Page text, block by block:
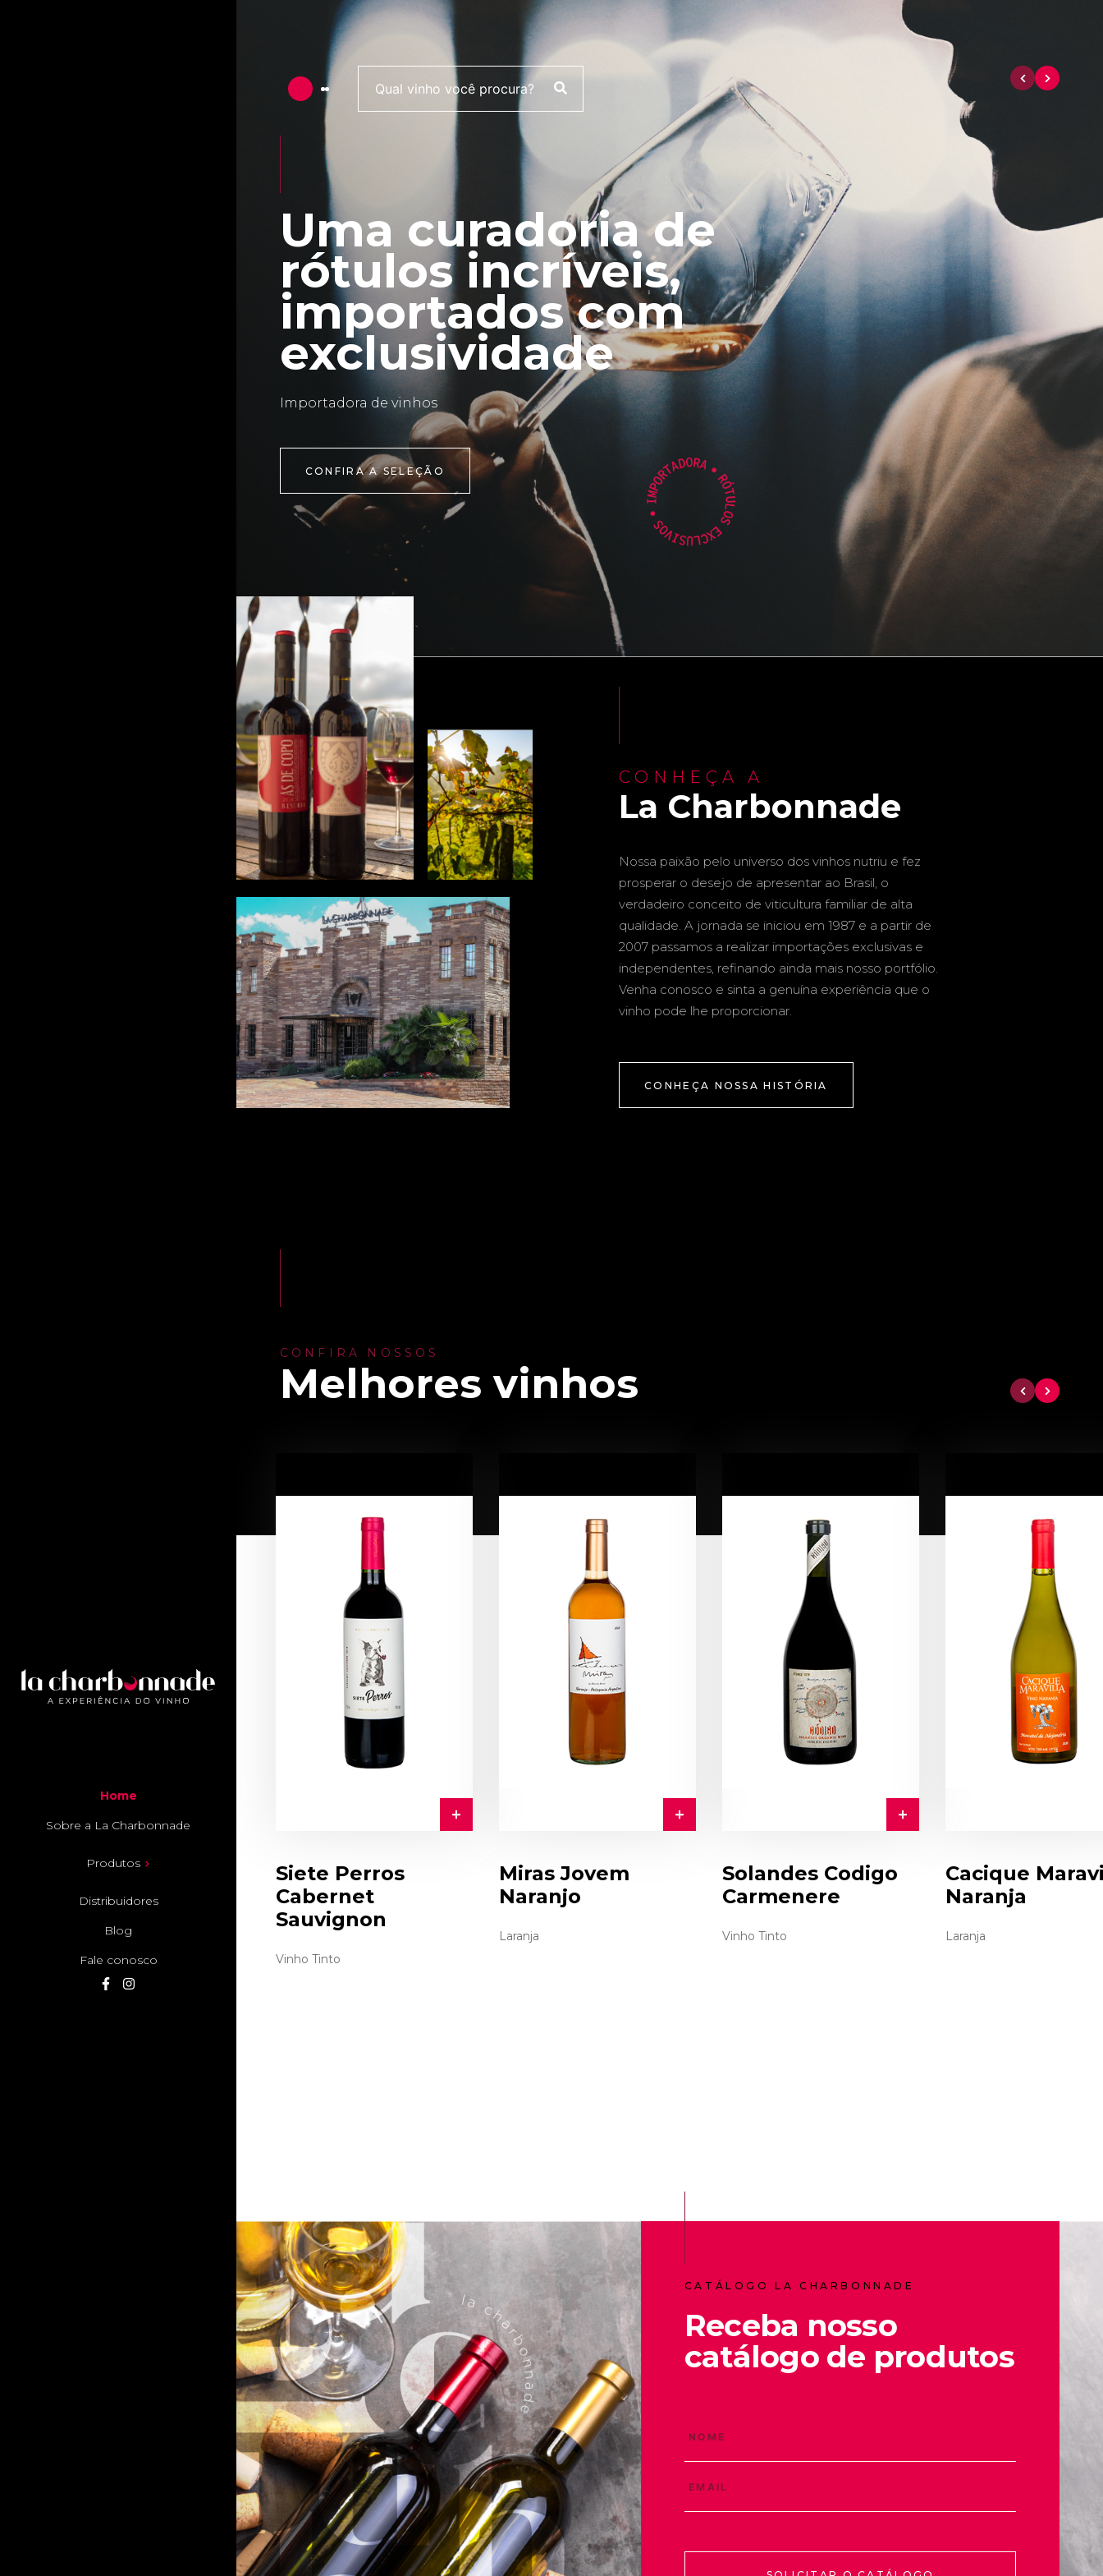
Home
Sobre a La Charbonnade
Produtos
Distribuidores
Blog
Fale conosco
Uma curadoria de
rótulos incríveis,
importados com
exclusividade
Importadora de vinhos
CONFIRA A SELEÇÃO
CONHEÇA A
La Charbonnade
Nossa paixão pelo universo dos vinhos nutriu e fez
prosperar o desejo de apresentar ao Brasil, o
verdadeiro conceito de viticultura familiar de alta
qualidade. A jornada se iniciou em 1987 e a partir de
2007 passamos a realizar importações exclusivas e
independentes, refinando ainda mais nosso portfólio.
Venha conosco e sinta a genuína experiência que o
vinho pode lhe proporcionar.
CONHEÇA NOSSA HISTÓRIA
CONFIRA NOSSOS
Melhores vinhos
Siete Perros
Cabernet
Sauvignon
Vinho Tinto
Miras Jovem
Naranjo
Laranja
Solandes Codigo
Carmenere
Vinho Tinto
Cacique
Naranja
Laranja
CATÁLOGO LA CHARBONNADE
Receba nosso
catálogo de produtos